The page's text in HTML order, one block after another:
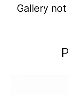
Gallery